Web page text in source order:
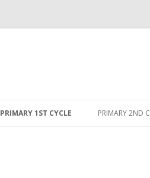
to
PRIMARY 1ST CYCLE PRIMARY 2ND C